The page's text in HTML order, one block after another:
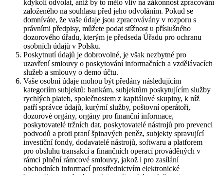
kdykoli odvolat, aniž by to mělo vliv na zákonnost zpracování
založeného na souhlasu před jeho odvoláním. Pokud se
domníváte, že vaše údaje jsou zpracovávány v rozporu s
právními předpisy, můžete podat stížnost u příslušného
dozorového úřadu, kterým je předseda Úřadu pro ochranu
osobních údajů v Polsku.
Poskytnutí údajů je dobrovolné, je však nezbytné pro
uzavření smlouvy o poskytování informačních a vzdělávacích
služeb a smlouvy o demo účtu.
Vaše osobní údaje mohou být předány následujícím
kategoriím subjektů: bankám, subjektům poskytujícím služby
rychlých plateb, společnostem z kapitálové skupiny, k níž
patří správce údajů, kurýrní služby, poštovní operátoři,
dozorové orgány, orgány pro finanční informace,
poskytovatelé tržních dat, poskytovatelé nástrojů pro prevenci
podvodů a proti praní špinavých peněz, subjekty spravující
investiční fondy, dodavatelé nástrojů, softwaru a platforem
pro obsluhu transakcí a finančních operací prováděných v
rámci plnění rámcové smlouvy, jakož i pro zasílání
obchodních informací prostřednictvím elektronické